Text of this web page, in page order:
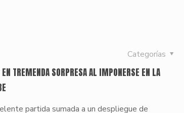
Categorías
TREMENDA SORPRESA AL IMPONERSE EN LA
partida sumada a un despliegue de